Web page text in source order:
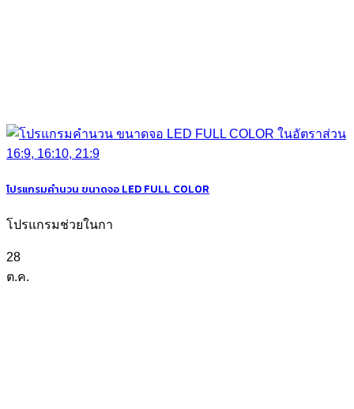
โปรแกรมคำนวน ขนาดจอ LED FULL COLOR
โปรแกรมช่วยในกา
28
ต.ค.